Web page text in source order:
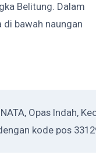
Belitung. Dalam
di bawah naungan
Opas Indah,
kode pos